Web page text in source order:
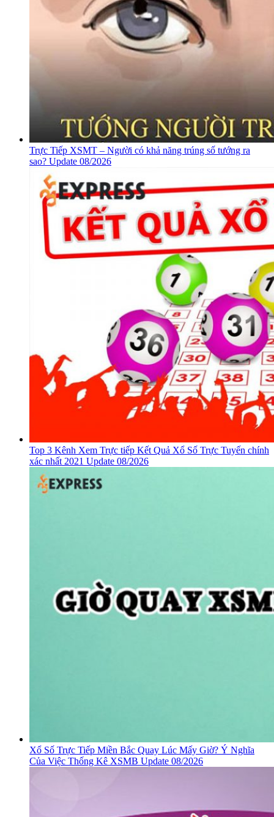
Trực Tiếp XSMT – Người có khả năng trúng số tướng ra
sao? Update 08/2026
Top 3 Kênh Xem Trực tiếp Kết Quả Xổ Số Trực Tuyến chính
xác nhất 2021 Update 08/2026
Xổ Số Trực Tiếp Miền Bắc Quay Lúc Mấy Giờ? Ý Nghĩa
Của Việc Thống Kê XSMB Update 08/2026